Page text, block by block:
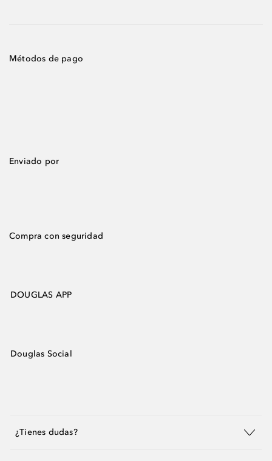
Métodos de pago
Enviado por
Compra con seguridad
DOUGLAS APP
Douglas Social
¿Tienes dudas?